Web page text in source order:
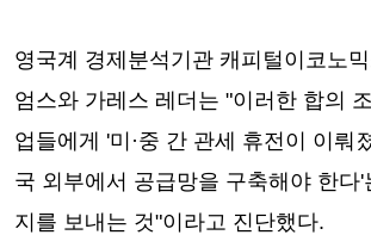
영국계 경제분석기관 캐피털이코노
엄스와 가레스 레더는 "이러한 합의
업들에게 '미·중 간 관세 휴전이 이뤄
국 외부에서 공급망을 구축해야 한다'
지를 보내는 것"이라고 진단했다.